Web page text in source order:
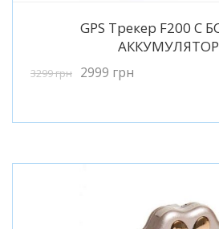
Подробнее
GPS Трекер F200
3299грн 2999 грн